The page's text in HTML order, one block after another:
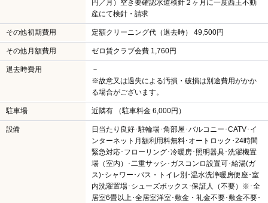
円／月）空き要確認水道検針２ヶ月に一度西王不動
産にて検針・請求
その他初期費用 定額クリーニング代（退去時） 49,500円
その他月額費用 ゼロ賃クラブ会費 1,760円
退去時費用
－
※故意又は過失による汚損・破損は別途費用がかか
る場合がございます。
駐車場 近隣有 （駐車料金 6,000円）
設備
日当たり良好･駐輪場･角部屋･バルコニー･CATV･イ
ンターネット月額利用料無料･オートロック･24時間
緊急対応･フローリング･冷暖房･照明器具･洗濯機置
場（室内）･二重サッシ･ガスコンロ設置可･給湯(ガ
ス)･シャワー･バス・トイレ別･温水洗浄暖房便座･室
内洗濯置場･シューズボックス･保証人（不要）※･全
居室6畳以上･全居室洋室･敷金・礼金不要･敷金不要･